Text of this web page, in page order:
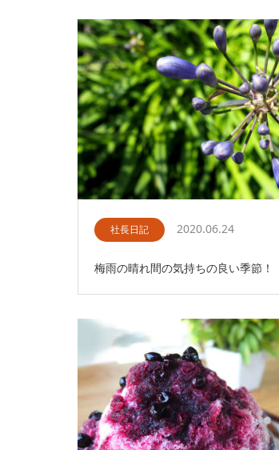
社長日記 2020.06.24
梅雨の晴れ間の気持ちの良い季節！